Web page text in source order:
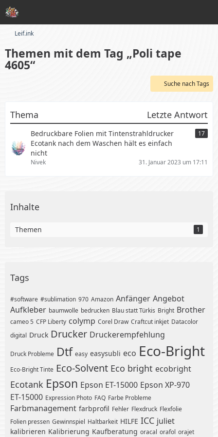
Leif.ink
Themen mit dem Tag „Poli tape
4605“
Suche nach Tags
Thema Letzte Antwort
Bedruckbare Folien mit Tintenstrahldrucker
Ecotank nach dem Waschen hält es einfach
nicht
17
Nivek 31. Januar 2023 um 17:11
Inhalte
Themen 1
Tags
#software #sublimation 970 Amazon Anfänger Angebot
Aufkleber baumwolle bedrucken Blau statt Türkis Bright Brother
cameo 5 CFP Liberty colymp Corel Draw Craftcut inkjet Datacolor
digital Druck Drucker Druckerempfehlung
Druck Probleme Dtf easy easysubli eco Eco-Bright
Eco-Bright Tinte Eco-Solvent Eco bright ecobright
Ecotank Epson Epson ET-15000 Epson XP-970
ET-15000 Expression Photo FAQ Farbe Probleme
Farbmanagement farbprofil Fehler Flexdruck Flexfolie
Folien pressen Gewinnspiel Haltbarkeit HILFE ICC juliet
kalibrieren Kalibrierung Kaufberatung oracal orafol orajet